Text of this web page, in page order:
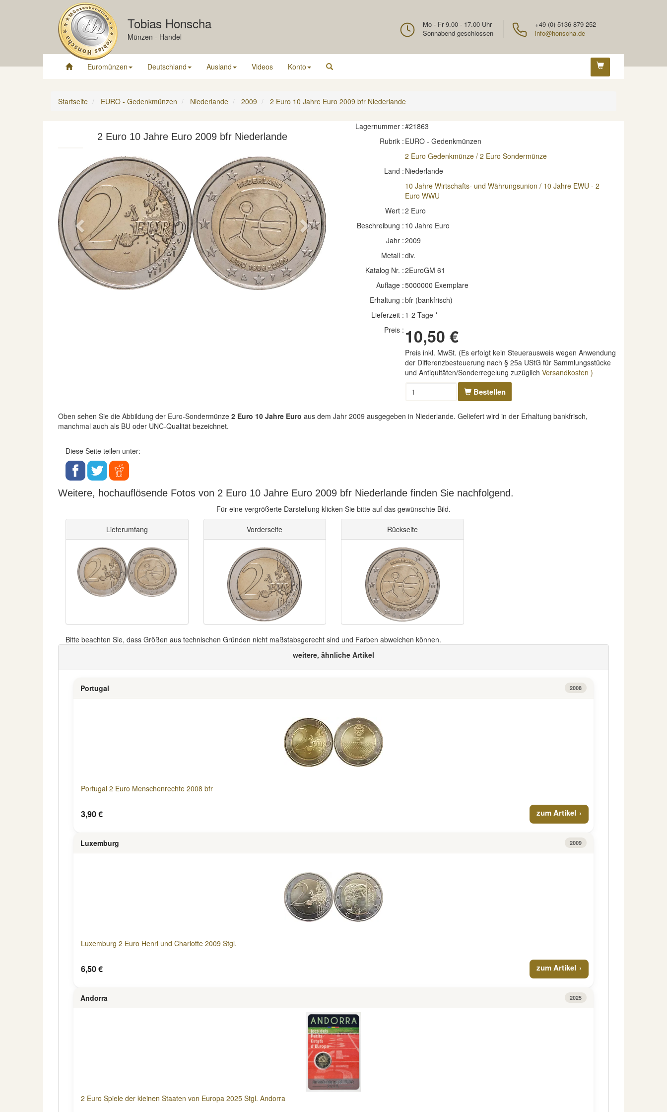
Tobias Honscha
Münzen - Handel
+49 (0) 5136 879 252
info@honscha.de
Mo - Fr 9.00 - 17.00 Uhr
Sonnabend geschlossen
Euromünzen Deutschland Ausland Videos Konto
Startseite EURO - Gedenkmünzen Niederlande 2009 2 Euro 10 Jahre Euro 2009 bfr Niederlande
2 Euro 10 Jahre Euro 2009 bfr Niederlande
Previous Next
Lagernummer :#21863
Rubrik : EURO - Gedenkmünzen
2 Euro Gedenkmünze / 2 Euro Sondermünze
Land : Niederlande
10 Jahre Wirtschafts- und Währungsunion / 10 Jahre EWU - 2
Euro WWU
Wert :2 Euro
Beschreibung : 10 Jahre Euro
Jahr :2009
Metall :div.
Katalog Nr. :2EuroGM 61
Auflage :5000000 Exemplare
Erhaltung :bfr (bankfrisch)
Lieferzeit : 1-2 Tage *
Preis : 10,50 €
Preis inkl. MwSt. (Es erfolgt kein Steuerausweis wegen Anwendung
der Differenzbesteuerung nach § 25a UStG für Sammlungsstücke
und Antiquitäten/Sonderregelung zuzüglich Versandkosten )
Bestellen
Oben sehen Sie die Abbildung der Euro-Sondermünze 2 Euro 10 Jahre Euro aus dem Jahr 2009 ausgegeben in Niederlande. Geliefert wird in der Erhaltung bankfrisch,
manchmal auch als BU oder UNC-Qualität bezeichnet.
Diese Seite teilen unter:
Weitere, hochauflösende Fotos von 2 Euro 10 Jahre Euro 2009 bfr Niederlande finden Sie nachfolgend.
Für eine vergrößerte Darstellung klicken Sie bitte auf das gewünschte Bild.
Lieferumfang Vorderseite Rückseite
Bitte beachten Sie, dass Größen aus technischen Gründen nicht maßstabsgerecht sind und Farben abweichen können.
weitere, ähnliche Artikel
Portugal 2008
Portugal 2 Euro Menschenrechte 2008 bfr
3,90 € zum Artikel
Luxemburg 2009
Luxemburg 2 Euro Henri und Charlotte 2009 Stgl.
6,50 € zum Artikel
Andorra 2025
2 Euro Spiele der kleinen Staaten von Europa 2025 Stgl. Andorra